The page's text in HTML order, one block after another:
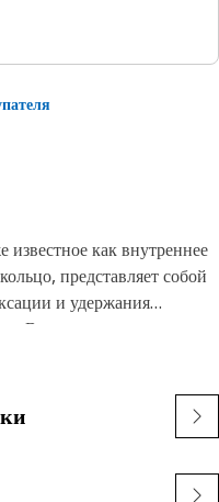
известное как внутреннее
представляет собой
и удержания
В отличие от внешних
надеваются на вал или
канавки, обеспечивая
назначение
смещения компонентов